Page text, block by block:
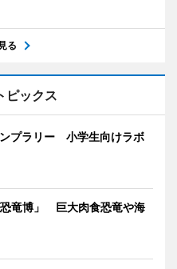
る
ピックス
プラリー 小学生向けラボ
竜博」 巨大肉食恐竜や海